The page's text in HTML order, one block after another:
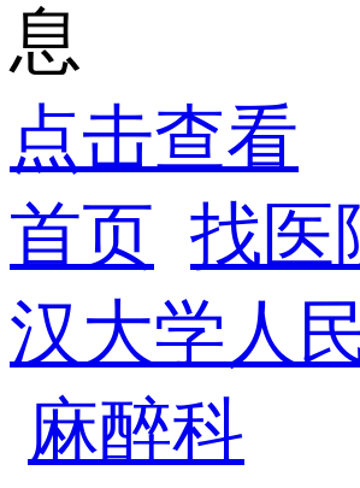
息
点击查看
首页 找医
汉大学人
麻醉科